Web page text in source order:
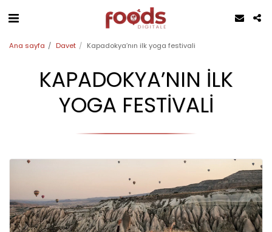
Ana sayfa Davet Kapadokya’nın ilk yoga festivali
KAPADOKYA’NIN ILK
YOGA FESTIVALI